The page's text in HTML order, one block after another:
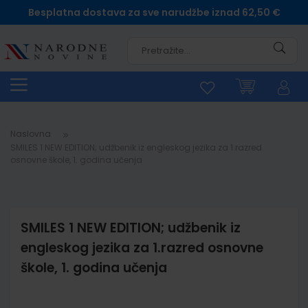
Besplatna dostava za sve narudžbe iznad 62,50 €
Naslovna
SMILES 1 NEW EDITION; udžbenik iz
engleskog jezika za 1.razred osnovne
škole, 1. godina učenja